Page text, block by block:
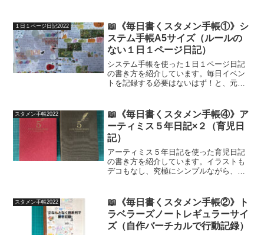
使い方です。
１日１ページ日記2022
📖《毎日書くスタメン手帳①》シ
ステム手帳A5サイズ（ルールの
ない１日１ページ日記）
システム手帳を使った１日１ページ日記
の書き方を紹介しています。毎日イベン
トを記録する必要はないはず！と、元飽
１日１ページ日記の続け方を綴っていま
す。
スタメン手帳2022
📖《毎日書くスタメン手帳④》ア
ーティミス５年日記×２（育児日
記）
アーティミス５年日記を使った育児日記
の書き方を紹介しています。イラストも
デコもなし、究極にシンプルながら、将
スタメン手帳2022
📖《毎日書くスタメン手帳②》ト
ラベラーズノートレギュラーサイ
ズ（自作バーチカルで行動記録）